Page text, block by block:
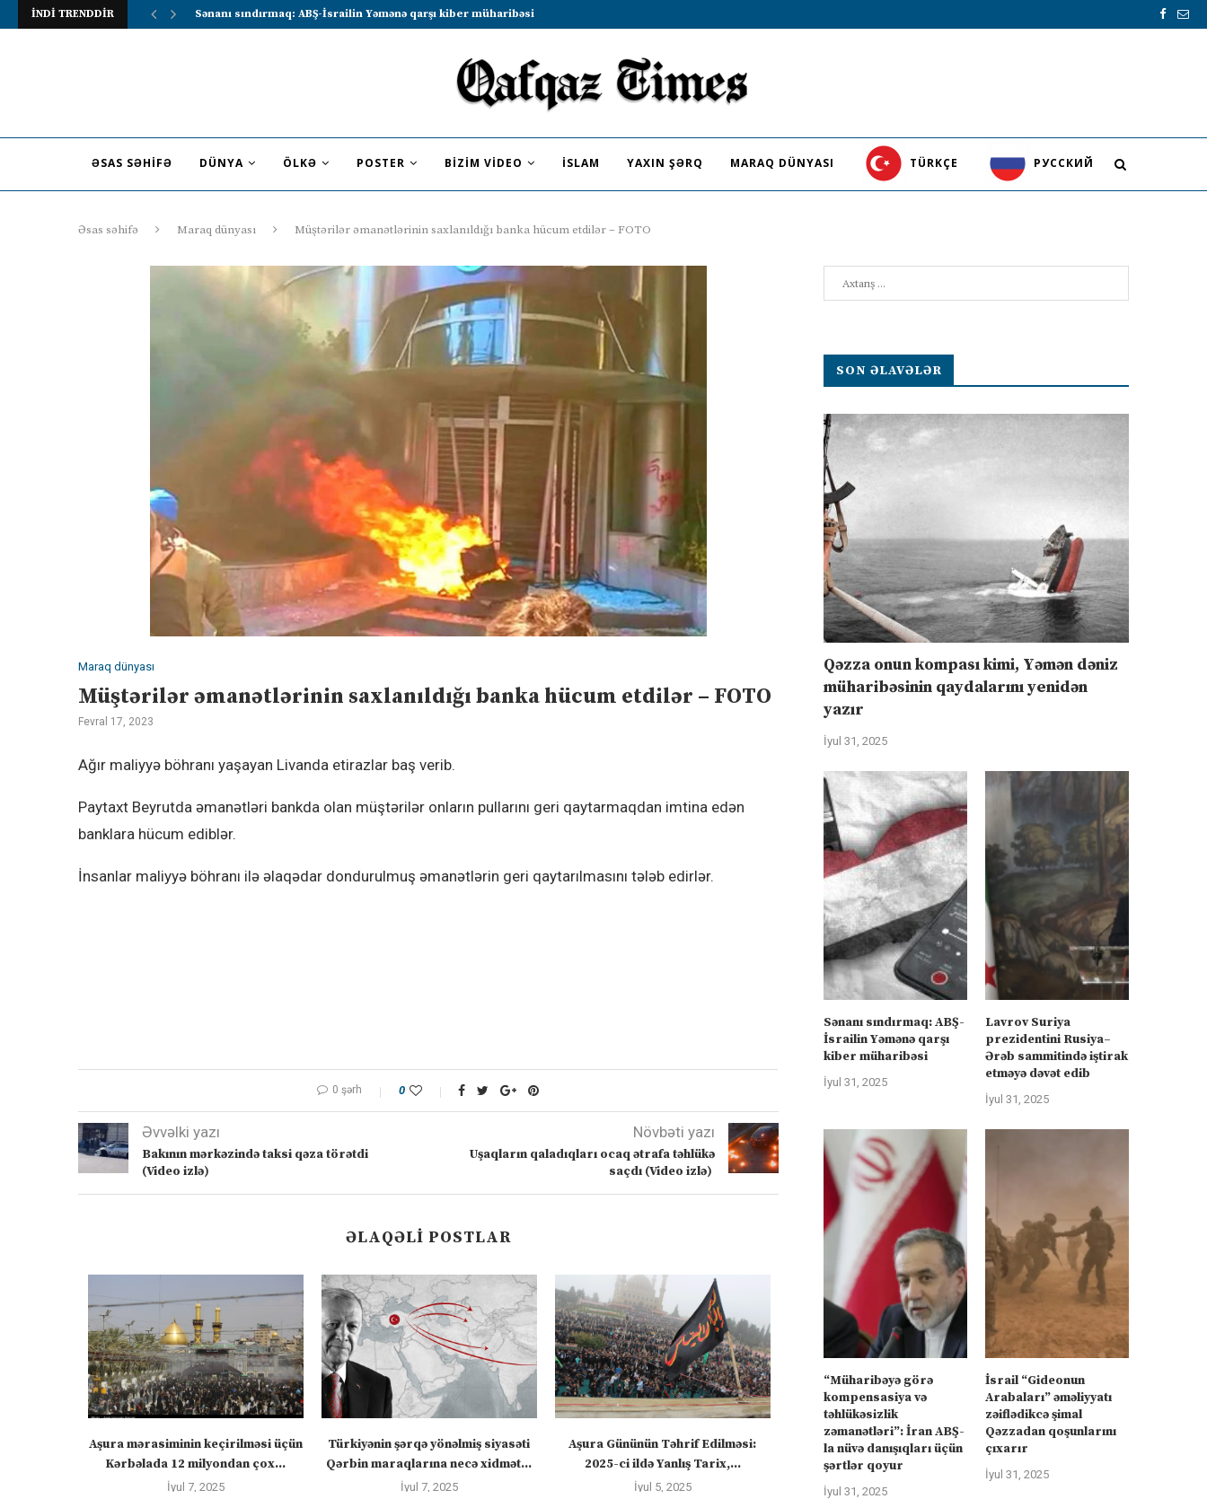
İNDİ TRENDDİR Lavrov Suriya prezidentini Rusiya–Ərəb sammitində iştirak etməyə dəvət...
ƏSAS SƏHIFƏ DÜNYA ÖLKƏ POSTER BIZIM VIDEO İSLAM YAXIN ŞƏRQ MARAQ DÜNYASI TÜRKÇE PУССКИЙ
Əsas səhifə Maraq dünyası Müştərilər əmanətlərinin saxlanıldığı banka hücum etdilər – FOTO
Maraq dünyası
Müştərilər əmanətlərinin saxlanıldığı banka hücum etdilər – FOTO
Fevral 17, 2023
Ağır maliyyə böhranı yaşayan Livanda etirazlar baş verib.
Paytaxt Beyrutda əmanətləri bankda olan müştərilər onların pullarını geri qaytarmaqdan imtina edən
banklara hücum ediblər.
İnsanlar maliyyə böhranı ilə əlaqədar dondurulmuş əmanətlərin geri qaytarılmasını tələb edirlər.
0 şərh 0
Əvvəlki yazı
Bakının mərkəzində taksi qəza törətdi
(Video izlə)
Növbəti yazı
Uşaqların qaladıqları ocaq ətrafa təhlükə
saçdı (Video izlə)
ƏLAQƏLI POSTLAR
Aşura mərasiminin keçirilməsi üçün
Kərbəlada 12 milyondan çox...
İyul 7, 2025
Türkiyənin şərqə yönəlmiş siyasəti
Qərbin maraqlarına necə xidmət...
İyul 7, 2025
Aşura Gününün Təhrif Edilməsi:
2025-ci ildə Yanlış Tarix,...
İyul 5, 2025
Türkiyə Afrikanın neft və qazına can
atır –...
İyul 4, 2025
Türkiyə Afrikanın neft və
SON ƏLAVƏLƏR
Qəzza onun kompası kimi, Yəmən dəniz
müharibəsinin qaydalarını yenidən
yazır
İyul 31, 2025
Sənanı sındırmaq: ABŞ-
İsrailin Yəmənə qarşı
kiber müharibəsi
İyul 31, 2025
Lavrov Suriya
prezidentini Rusiya–
Ərəb sammitində iştirak
etməyə dəvət edib
İyul 31, 2025
“Müharibəyə görə
kompensasiya və
təhlükəsizlik
zəmanətləri”: İran ABŞ-
la nüvə danışıqları üçün
şərtlər qoyur
İyul 31, 2025
İsrail “Gideonun
Arabaları” əməliyyatı
zəiflədikcə şimal
Qəzzadan qoşunlarını
çıxarır
İyul 31, 2025